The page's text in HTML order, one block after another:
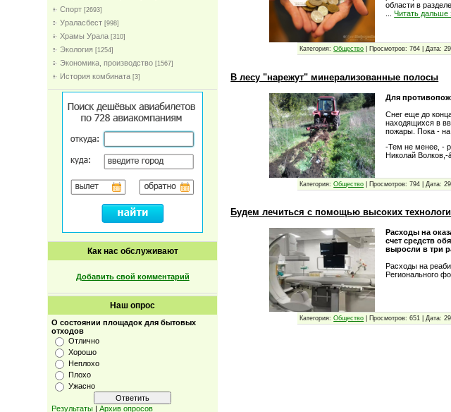
Спорт [2693]
Ураласбест [998]
Храмы Урала [310]
Экология [1254]
Экономика, производство [1567]
История комбината [3]
Как нас обслуживают
Добавить свой комментарий
Наш опрос
О состоянии площадок для бытовых
отходов
Отлично
Хорошо
Неплохо
Плохо
Ужасно
Результаты |Архив опросов
области в
...Читать дальше
Категория: Общество Просмотров: 764 |Дата:
В лесу "нарежут" минерализованные полосы
Для
Снег еще до
находящихся в
пожары. Пока - на
-Тем не менее, -
Николай Волков,-
Категория: Общество Просмотров: 794 Дата:
Будем лечиться с помощью высоких
Расходы на
счет средств
выросли в три
Расходы на
Регионального
Категория: Общество Просмотров: 651 |Дата: